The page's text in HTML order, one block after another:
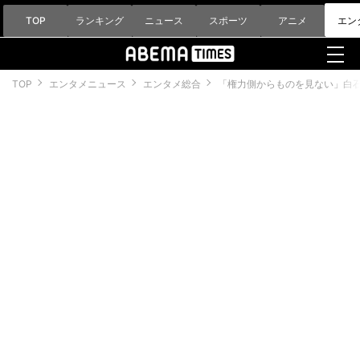
TOP ランキング ニュース スポーツ アニメ エン
TOP エンタメニュース エンタメ総合 「権力側からものを見ない」